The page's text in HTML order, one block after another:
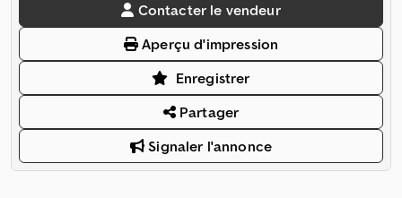
Contacter le vendeur
Aperçu d'impression
Enregistrer
Partager
Signaler l'annonce